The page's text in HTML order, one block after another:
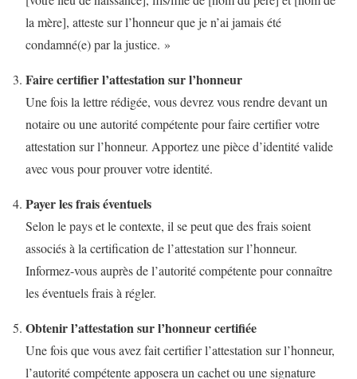
la mère], atteste sur l’honneur que je n’ai jamais été
condamné(e) par la justice. »
Faire certifier l’attestation sur l’honneur
Une fois la lettre rédigée, vous devrez vous rendre devant un
notaire ou une autorité compétente pour faire certifier votre
attestation sur l’honneur. Apportez une pièce d’identité valide
avec vous pour prouver votre identité.
Payer les frais éventuels
Selon le pays et le contexte, il se peut que des frais soient
associés à la certification de l’attestation sur l’honneur.
Informez-vous auprès de l’autorité compétente pour connaître
les éventuels frais à régler.
Obtenir l’attestation sur l’honneur certifiée
Une fois que vous avez fait certifier l’attestation sur l’honneur,
l’autorité compétente apposera un cachet ou une signature